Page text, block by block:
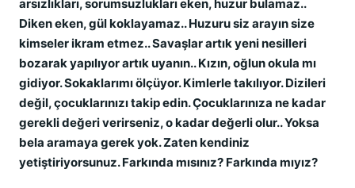
arsızlıkları, sorumsuzlukları eken, huzur bulamaz..
Diken eken, gül koklayamaz.. Huzuru siz arayın size
kimseler ikram etmez.. Savaşlar artık yeni nesilleri
bozarak yapılıyor artık uyanın.. Kızın, oğlun okula mı
gidiyor. Sokaklarımı ölçüyor. Kimlerle takılıyor. Dizileri
değil, çocuklarınızı takip edin. Çocuklarınıza ne kadar
gerekli değeri verirseniz, o kadar değerli olur.. Yoksa
bela aramaya gerek yok. Zaten kendiniz
yetiştiriyorsunuz. Farkında mısınız? Farkında mıyız?